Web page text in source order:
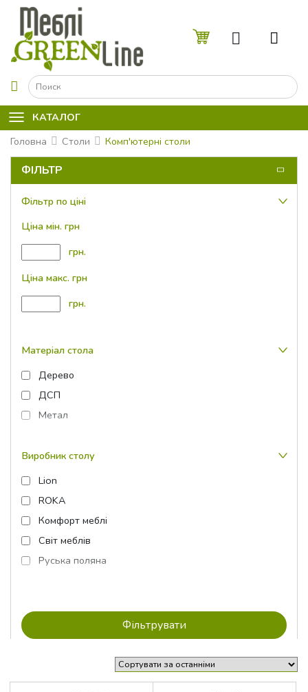
☰
КАТАЛОГ
Головна
Столи Комп'ютерні столи
ФІЛЬТР
Фільтр по ціні
Ціна мін. грн
грн.
Ціна макс. грн
грн.
Матеріал стола
Дерево
ДСП
Метал
Виробник столу
Lion
ROKA
Комфорт меблі
Світ меблів
Руська поляна